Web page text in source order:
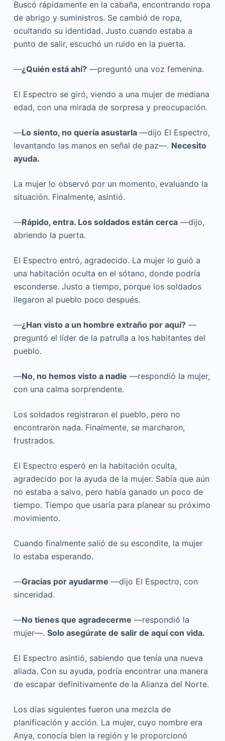
Buscó rápidamente en la cabaña, encontrando ropa
de abrigo y suministros. Se cambió de ropa,
ocultando su identidad. Justo cuando estaba a
punto de salir, escuchó un ruido en la puerta.
—¿Quién está ahí?—preguntó una voz femenina.
El Espectro se giró, viendo a una mujer de mediana
edad, con una mirada de sorpresa y preocupación.
—Lo siento, no quería asustarla—dijo El Espectro,
levantando las manos en señal de paz—. Necesito
ayuda.
La mujer lo observó por un momento, evaluando la
situación. Finalmente, asintió.
—Rápido, entra. Los soldados están cerca—dijo,
abriendo la puerta.
El Espectro entró, agradecido. La mujer lo guió a
una habitación oculta en el sótano, donde podría
esconderse. Justo a tiempo, porque los soldados
llegaron al pueblo poco después.
—¿Han visto a un hombre extraño por aquí?—
preguntó el líder de la patrulla a los habitantes del
pueblo.
—No, no hemos visto a nadie —respondió la mujer,
con una calma sorprendente.
Los soldados registraron el pueblo, pero no
encontraron nada. Finalmente, se marcharon,
frustrados.
El Espectro esperó en la habitación oculta,
agradecido por la ayuda de la mujer. Sabía que aún
no estaba a salvo, pero había ganado un poco de
tiempo. Tiempo que usaría para planear su próximo
movimiento.
Cuando finalmente salió de su escondite, la mujer
lo estaba esperando.
—Gracias por ayudarme —dijo El Espectro, con
sinceridad.
—No tienes que agradecerme —respondió la
mujer—. Solo asegúrate de salir de aquí con vida.
El Espectro asintió, sabiendo que tenía una nueva
aliada. Con su ayuda, podría encontrar una manera
de escapar definitivamente de la Alianza del Norte.
Los días siguientes fueron una mezcla de
planificación y acción. La mujer, cuyo nombre era
Anya, conocía bien la región y le proporcionó